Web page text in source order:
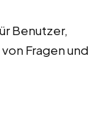
Benutzer,
Fragen und